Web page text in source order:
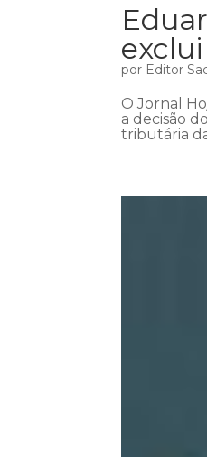
por Editor
O Jornal
a decisão
tributária